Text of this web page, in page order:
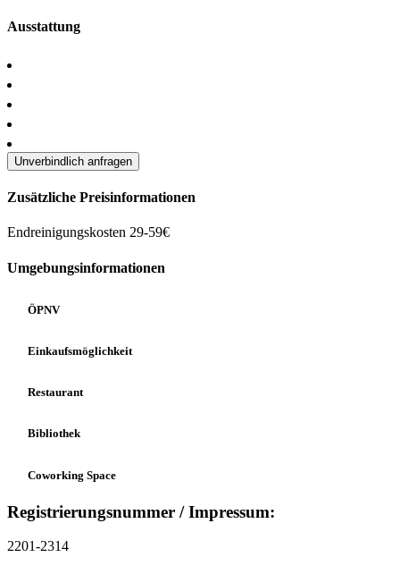
Ausstattung
Unverbindlich anfragen
Zusätzliche Preisinformationen
Endreinigungskosten 29-59€
Umgebungsinformationen
ÖPNV
Einkaufsmöglichkeit
Restaurant
Bibliothek
Coworking Space
Registrierungsnummer / Impressum:
2201-2314